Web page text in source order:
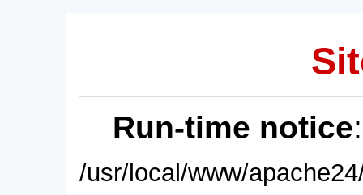
Run-time notice
/usr/local/www/